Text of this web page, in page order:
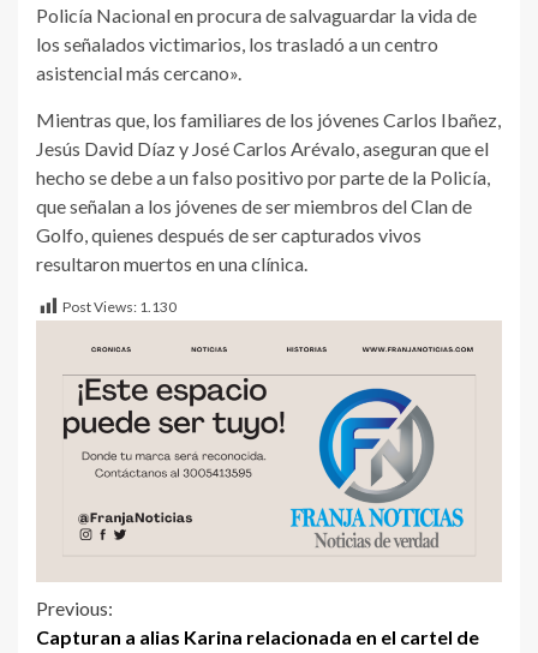
Policía Nacional en procura de salvaguardar la vida de
los señalados victimarios, los trasladó a un centro
asistencial más cercano».
Mientras que, los familiares de los jóvenes Carlos Ibañez,
Jesús David Díaz y José Carlos Arévalo, aseguran que el
hecho se debe a un falso positivo por parte de la Policía,
que señalan a los jóvenes de ser miembros del Clan de
Golfo, quienes después de ser capturados vivos
resultaron muertos en una clínica.
Post Views: 1.130
Previous:
Capturan a alias Karina relacionada en el cartel de